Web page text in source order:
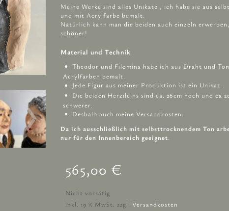
Meine Werke sind alles Unikate , ich habe sie aus
und mit Acrylfarbe bemalt.
Natürlich kann man die beiden auch einzeln
schöner!
Material und Technik
Theodor und Filomina habe ich aus Draht und
Acrylfarben bemalt.
Jede Figur aus meiner Produktion ist ein Unikat.
Die beiden Herzileins sind ca. 26cm hoch und ca
schwerer.
Deshalb auch meine Versandkosten.
Da ich ausschließlich mit selbsttrocknendem Ton
nur für den Innenbereich geeignet.
565,00 €
Nicht vorrätig
inkl. 19 % MwSt. zzgl. Versandkosten